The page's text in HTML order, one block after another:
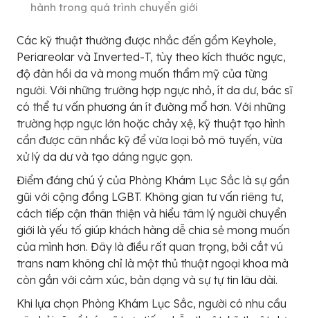
hành trong quá trình chuyển giới
Các kỹ thuật thường được nhắc đến gồm Keyhole,
Periareolar và Inverted-T, tùy theo kích thước ngực,
độ đàn hồi da và mong muốn thẩm mỹ của từng
người. Với những trường hợp ngực nhỏ, ít da dư, bác sĩ
có thể tư vấn phương án ít đường mổ hơn. Với những
trường hợp ngực lớn hoặc chảy xệ, kỹ thuật tạo hình
cần được cân nhắc kỹ để vừa loại bỏ mô tuyến, vừa
xử lý da dư và tạo dáng ngực gọn.
Điểm đáng chú ý của Phòng Khám Lục Sắc là sự gần
gũi với cộng đồng LGBT. Không gian tư vấn riêng tư,
cách tiếp cận thân thiện và hiểu tâm lý người chuyển
giới là yếu tố giúp khách hàng dễ chia sẻ mong muốn
của mình hơn. Đây là điều rất quan trọng, bởi cắt vú
trans nam không chỉ là một thủ thuật ngoại khoa mà
còn gắn với cảm xúc, bản dạng và sự tự tin lâu dài.
Khi lựa chọn Phòng Khám Lục Sắc, người có nhu cầu